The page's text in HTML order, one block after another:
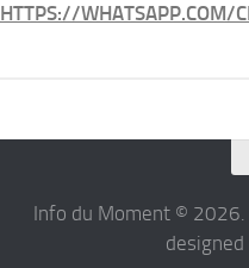
HTTPS://WHATSAPP.COM/
Info du Moment ©
designed